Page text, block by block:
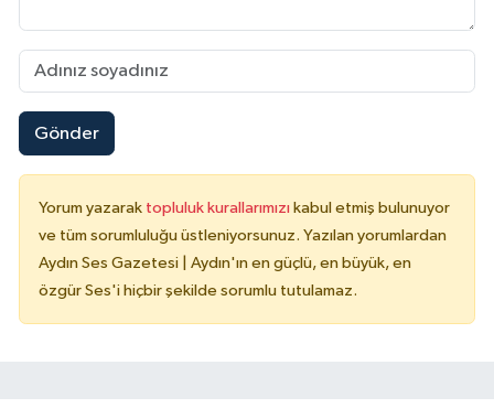
Gönder
Yorum yazarak topluluk kurallarımızı kabul etmiş bulunuyor
ve tüm sorumluluğu üstleniyorsunuz. Yazılan yorumlardan
Aydın Ses Gazetesi | Aydın'ın en güçlü, en büyük, en
özgür Ses'i hiçbir şekilde sorumlu tutulamaz.